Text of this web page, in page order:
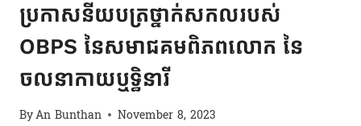
ប្រកាសនីយបត្រថ្នាក់សកលរបស់
OBPS នៃសមាជគមពិភពលោក នៃ
ចលនាកាយឬទ្ធិនារី
ByAn Bunthan November 8, 2023